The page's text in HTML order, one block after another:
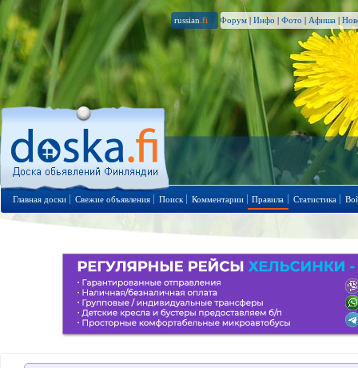
russian .fi Форум | Инфо | Фото | Афиша |
Главная доски Свежие объявления Поиск Комментарии Правила Статистика